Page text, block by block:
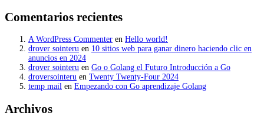
Comentarios recientes
A WordPress Commenter en Hello world!
drover sointeru en 10 sitios web para ganar dinero haciendo clic en
anuncios en 2024
drover sointeru en Go o Golang el Futuro Introducción a Go
droversointeru en Twenty Twenty-Four 2024
temp mail en Empezando con Go aprendizaje Golang
Archivos